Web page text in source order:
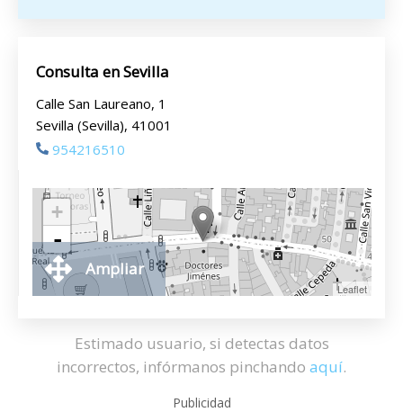
Consulta en Sevilla
Calle San Laureano, 1
Sevilla (Sevilla), 41001
954216510
+
-
Leaflet
Ampliar
Estimado usuario, si detectas datos
incorrectos, infórmanos pinchando aquí.
Publicidad